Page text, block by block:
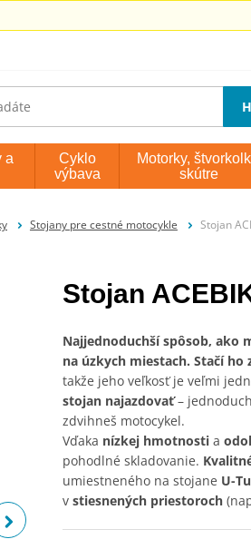
a
Cyklo
výbava
Motorky,
skútre
Stojany pre cestné motocykle Stojan
Stojan
Najjednoduchší spôsob, ako
na úzkych miestach. Stačí ho
takže jeho veľkosť je veľmi
stojan najazdovať–
zdvihneš motocykel.
Vďaka nízkej hmotnosti a
pohodlné skladovanie.
umiestneného na stojane U-
v stiesnených priestoroch